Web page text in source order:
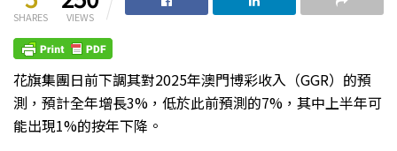
SHARES VIEWS
花旗集團日前下調其對2025年澳門博彩收入（GGR）的預
測，預計全年增長3%，低於此前預測的7%，其中上半年可
能出現1%的按年下降。